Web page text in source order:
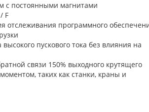
с постоянными магнитами
F
отслеживания программного
пускового тока без влияния на
связи 150% выходного крутящего
таких как станки, краны и